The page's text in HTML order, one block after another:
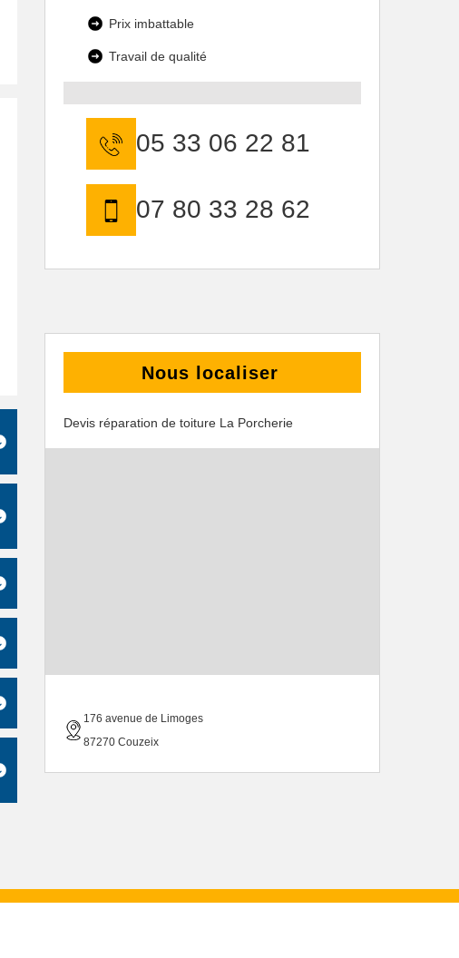
Prix imbattable
Travail de qualité
05 33 06 22 81
07 80 33 28 62
Nous localiser
Devis réparation de toiture La Porcherie
176 avenue de Limoges
87270 Couzeix